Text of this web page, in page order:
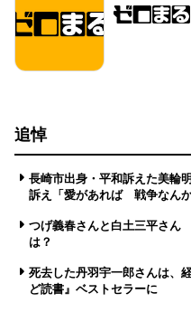
追悼
長崎市出身・平和訴えた美輪
訴え「愛があれば 戦争なんか
つげ義春さんと白土三平さん
は？
死去した丹羽宇一郎さんは、
ど読書』ベストセラーに